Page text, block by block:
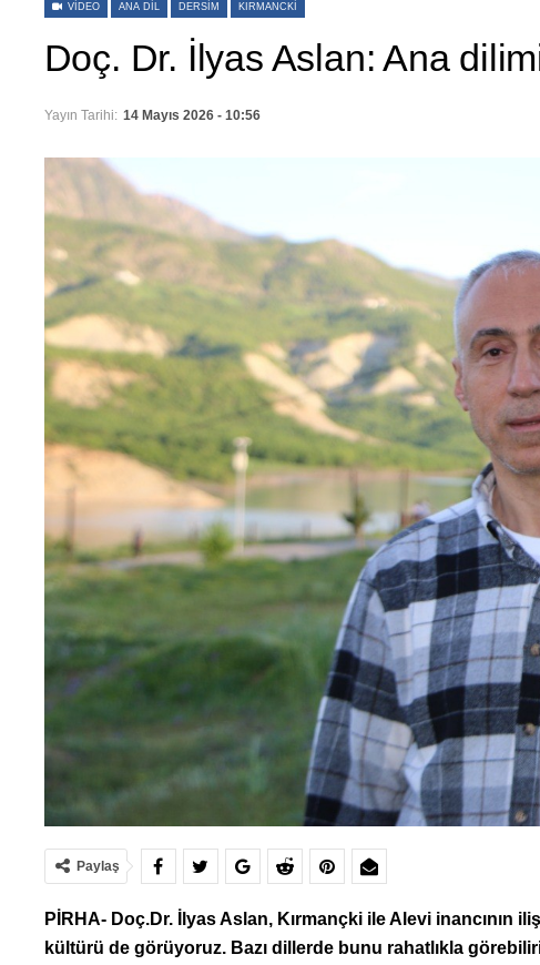
VIDEO ANA DIL DERSIM KIRMANCKI
Doç. Dr. İlyas Aslan: Ana
Yayın Tarihi: 14 Mayıs 2026 - 10:56
Paylaş
PİRHA- Doç.Dr. İlyas Aslan, Kırmançki ile Alevi inancının
kültürü de görüyoruz. Bazı dillerde bunu rahatlıkla